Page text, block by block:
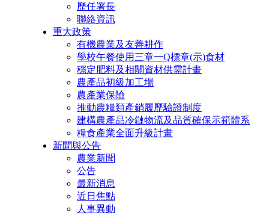
歷任署長
聯絡資訊
重大政策
有機農業及友善耕作
學校午餐使用三章一Q標章(示)食材
穩定肥料及相關資材供需計畫
農產品初級加工場
農產業保險
推動農糧類產銷履歷驗證制度
建構農產品冷鏈物流及品質確保示範體系
糧食產業全面升級計畫
新聞與公告
農業新聞
公告
最新消息
近日焦點
人事異動